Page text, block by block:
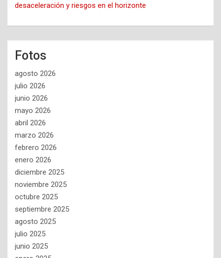
desaceleración y riesgos en el horizonte
Fotos
agosto 2026
julio 2026
junio 2026
mayo 2026
abril 2026
marzo 2026
febrero 2026
enero 2026
diciembre 2025
noviembre 2025
octubre 2025
septiembre 2025
agosto 2025
julio 2025
junio 2025